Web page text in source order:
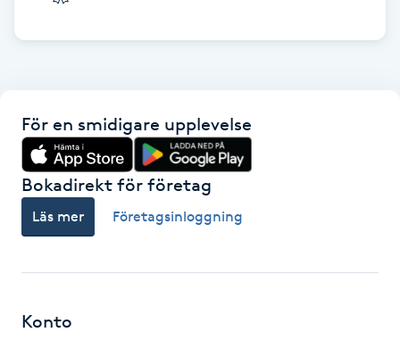
Hårbottenbehandling
Hårvård
Hälsa
Hälsprickor
För en smidigare upplevelse
Bokadirekt för företag
Läs mer Företagsinloggning
Konto